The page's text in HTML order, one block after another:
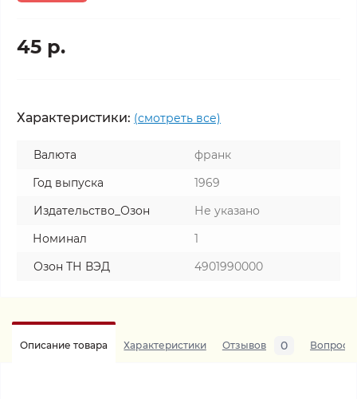
45 р.
Характеристики: (смотреть все)
Валюта
франк
Год выпуска
1969
Издательство_Озон
Не указано
Номинал
1
Озон ТН ВЭД
4901990000
Описание товара Характеристики Отзывов 0 Вопросы